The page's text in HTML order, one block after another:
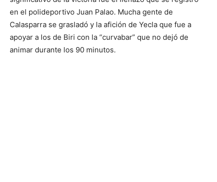
en el polideportivo Juan Palao. Mucha gente de
Calasparra se grasladó y la afición de Yecla que fue a
apoyar a los de Biri con la “curvabar” que no dejó de
animar durante los 90 minutos.